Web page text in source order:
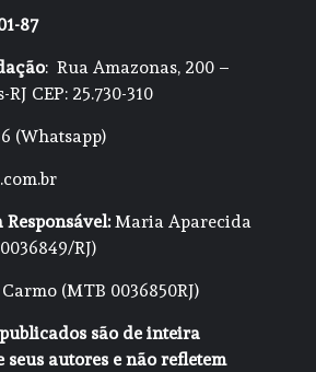
87
: Rua Amazonas, 200 –
CEP: 25.730-310
(Whatsapp)
Maria Aparecida
RJ)
(MTB 0036850RJ)
são de inteira
autores e não refletem